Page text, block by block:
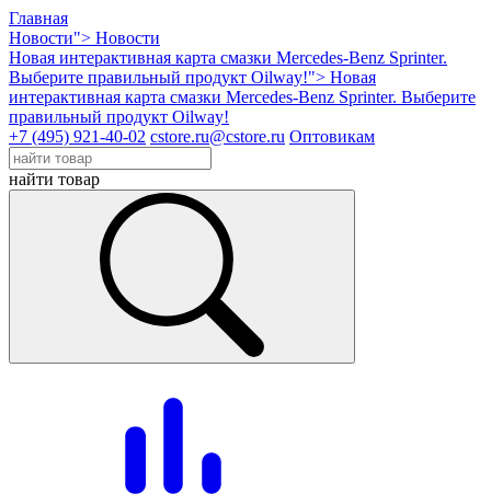
Главная
Новости"> Новости
Новая интерактивная карта смазки Mercedes-Benz Sprinter.
Выберите правильный продукт Oilway!"> Новая
интерактивная карта смазки Mercedes-Benz Sprinter. Выберите
правильный продукт Oilway!
+7 (495) 921-40-02 cstore.ru@cstore.ru Оптовикам
найти товар